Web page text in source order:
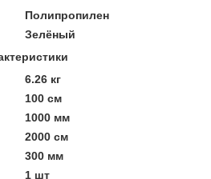
Полипропилен
Зелёный
6.26 кг
100 см
1000 мм
2000 см
300 мм
1 шт